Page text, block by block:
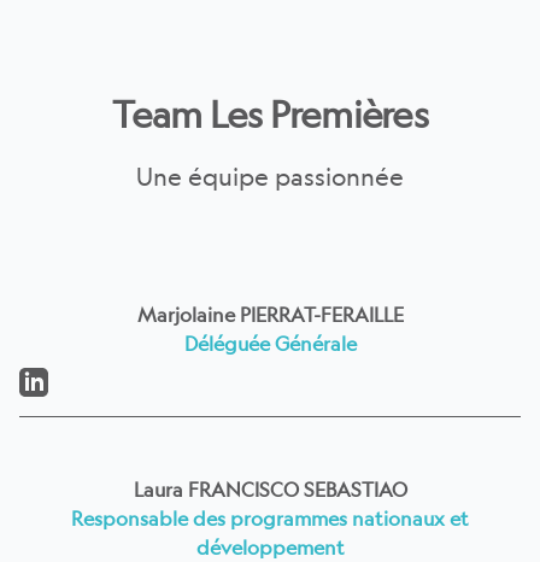
Team Les Premières
Une équipe passionnée
Marjolaine PIERRAT-FERAILLE
Déléguée Générale
Laura FRANCISCO SEBASTIAO
Responsable des programmes nationaux et
développement